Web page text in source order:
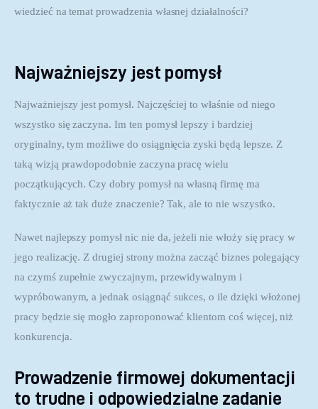
wiedzieć na temat prowadzenia własnej działalności?
Najważniejszy jest pomysł
Najważniejszy jest pomysł. Najczęściej to właśnie od niego
wszystko się zaczyna. Im ten pomysł lepszy i bardziej
oryginalny, tym możliwe do osiągnięcia zyski będą lepsze. Z
taką wizją prawdopodobnie zaczyna pracę wielu
początkujących. Czy dobry pomysł na własną firmę ma
faktycznie aż tak duże znaczenie? Tak, ale to nie wszystko.
Nawet najlepszy pomysł nic nie da, jeżeli nie włoży się pracy w
jego realizację. Z drugiej strony można zacząć biznes polegający
na czymś zupełnie zwyczajnym, przewidywalnym i
wypróbowanym, a jednak osiągnąć sukces, o ile dzięki włożonej
pracy będzie się mogło zaproponować klientom coś więcej, niż
konkurencja.
Prowadzenie firmowej dokumentacji
to trudne i odpowiedzialne zadanie